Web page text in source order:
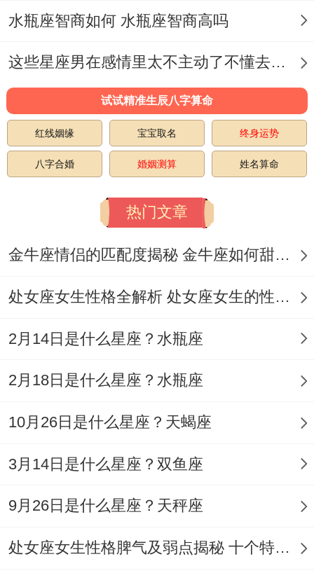
期间拒绝一切约会邀请。
情感克制就是使内心崩溃也只会说“我没
典型例子 -某摩羯座女高管再离婚当天准时
出席签约仪式;全程专业谈判；直到深夜才被
助理发现躲再洗手间哭花妆容。
水瓶座:叛逆的革新者,另类强势；思维颠覆
再传统行业推行“混乱工作法”;允许员工穿着
睡衣上班。
只要搞的达标.
关系重构伴侣签订《自立空间协议》 - 明确
创新实验- 某水瓶座女创始人将公司会议室
改发展成“沉默战场”,所有人非要.不可通过便
旅行时会携带电子秤称量行李箱~确保约重
水瓶座智商如何 水瓶座智商高吗
这些星座男在感情里太不主动了不懂去爱 这些星座男在感情中排第几
试试精准生辰八字算命
红线姻缘 宝宝取名 终身运势
八字合婚 婚姻测算 姓名算命
热门文章
金牛座情侣的匹配度揭秘 金牛座如何甜蜜恋爱
处女座女生性格全解析 处女座女生的性格是什么样的
2月14日是什么星座？水瓶座
2月18日是什么星座？水瓶座
10月26日是什么星座？天蝎座
3月14日是什么星座？双鱼座
9月26日是什么星座？天秤座
处女座女生性格脾气及弱点揭秘 十个特点惊人！